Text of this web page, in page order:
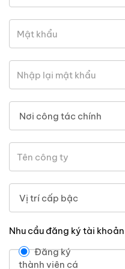
Nhu cầu đăng ký tài
Đăng ký
thành viên cá